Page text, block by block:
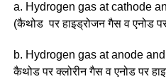
a. Hydrogen gas at cathode
(कैथोड पर हाइड्रोजन गैस व एनोड
b. Hydrogen gas at anode
कैथोड पर क्लोरीन गैस व एनोड पर